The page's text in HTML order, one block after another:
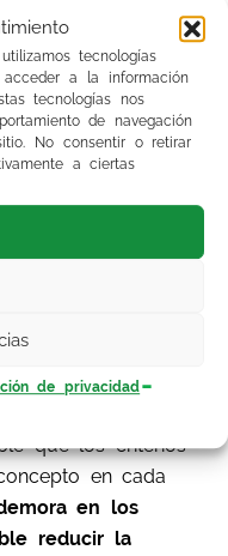
tecnologías
a la información
tecnologías nos
de navegación
No consentir o retirar
a ciertas
de privacidad
continuidades
en la nómina
actual,los
deberán autorizar
las continuidades,
inaceptable
de inmediato a
expresa o
AP, tales como
de Apoyo.
que los criterios
en cada
en los
reducir la